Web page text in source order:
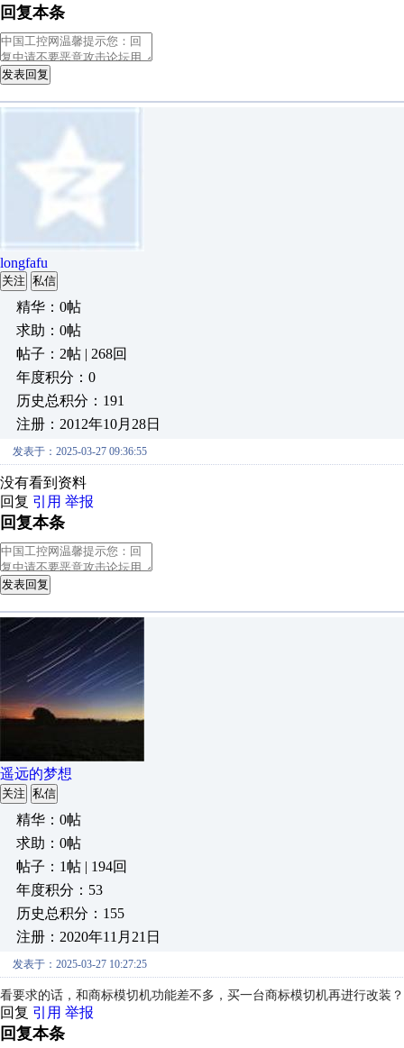
回复本条
发表回复
longfafu
关注 私信
精华：0帖
求助：0帖
帖子：2帖 | 268回
年度积分：0
历史总积分：191
注册：2012年10月28日
发表于：2025-03-27 09:36:55
没有看到资料
回复 引用 举报
回复本条
发表回复
遥远的梦想
关注 私信
精华：0帖
求助：0帖
帖子：1帖 | 194回
年度积分：53
历史总积分：155
注册：2020年11月21日
发表于：2025-03-27 10:27:25
看要求的话，和商标模切机功能差不多，买一台商标模切机再进行改装？
回复 引用 举报
回复本条